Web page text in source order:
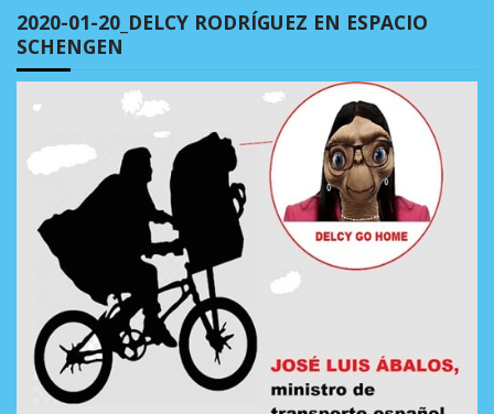
2020-01-20_DELCY RODRÍGUEZ EN ESPACIO
SCHENGEN